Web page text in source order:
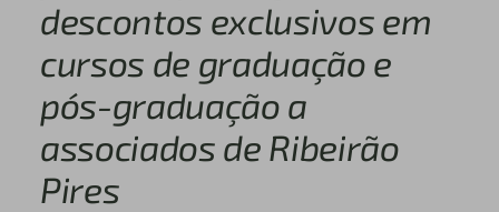
descontos exclusivos em
cursos de graduação e
pós-graduação a
associados de Ribeirão
Pires